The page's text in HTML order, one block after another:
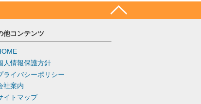
他コンテンツ
人情報保護方針
ライバシーポリシー
社案内
イトマップ